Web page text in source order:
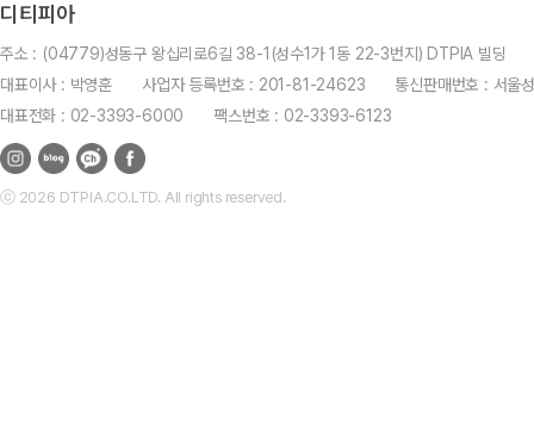
디티피아
주소 : (04779)성동구 왕십리로6길 38-1(성수1가 1동 22-3번지) DTPIA 빌딩
대표이사 : 박영훈
사업자 등록번호 : 201-81-24623
통신판매번호 : 서
대표전화 : 02-3393-6000
팩스번호 : 02-3393-6123
ⓒ 2026 DTPIA.CO.LTD. All rights reserved.